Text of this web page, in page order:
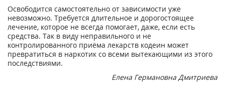
Освободится самостоятельно от зависимости уже
невозможно. Требуется длительное и дорогостоящее
лечение, которое не всегда помогает, даже, если есть
средства. Так в виду неправильного и не
контролированного приёма лекарств кодеин может
превратиться в наркотик со всеми вытекающими из этого
последствиями.
Елена Германовна Дмитриева